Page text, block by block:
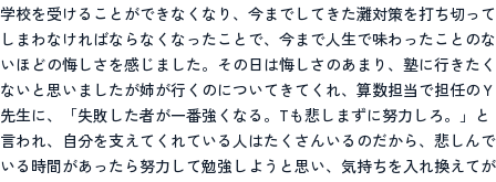
学校を受けることができなくなり、今までしてきた灘対策を打ち切って
しまわなければならなくなったことで、今まで人生で味わったことのな
いほどの悔しさを感じました。その日は悔しさのあまり、塾に行きたく
ないと思いましたが姉が行くのについてきてくれ、算数担当で担任のＹ
先生に、「失敗した者が一番強くなる。Tも悲しまずに努力しろ。」と
言われ、自分を支えてくれている人はたくさんいるのだから、悲しんで
いる時間があったら努力して勉強しようと思い、気持ちを入れ換えてが